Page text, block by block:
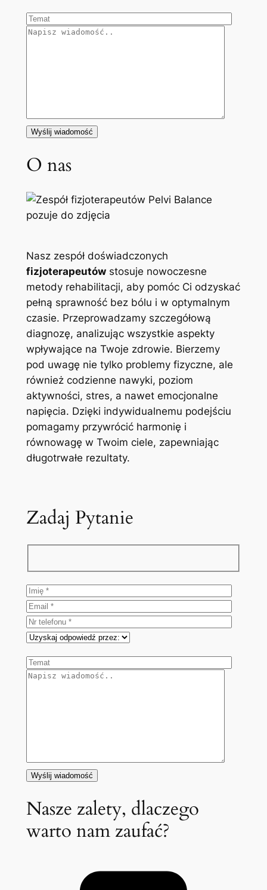
O nas
Nasz zespół doświadczonych
fizjoterapeutówstosuje nowoczesne
metody rehabilitacji, aby pomóc Ci odzyskać
pełną sprawność bez bólu i w optymalnym
czasie. Przeprowadzamy szczegółową
diagnozę, analizując wszystkie aspekty
wpływające na Twoje zdrowie. Bierzemy
pod uwagę nie tylko problemy fizyczne, ale
również codzienne nawyki, poziom
aktywności, stres, a nawet emocjonalne
napięcia. Dzięki indywidualnemu podejściu
pomagamy przywrócić harmonię i
równowagę w Twoim ciele, zapewniając
długotrwałe rezultaty.
Zadaj Pytanie
Nasze zalety, dlaczego
warto nam zaufać?